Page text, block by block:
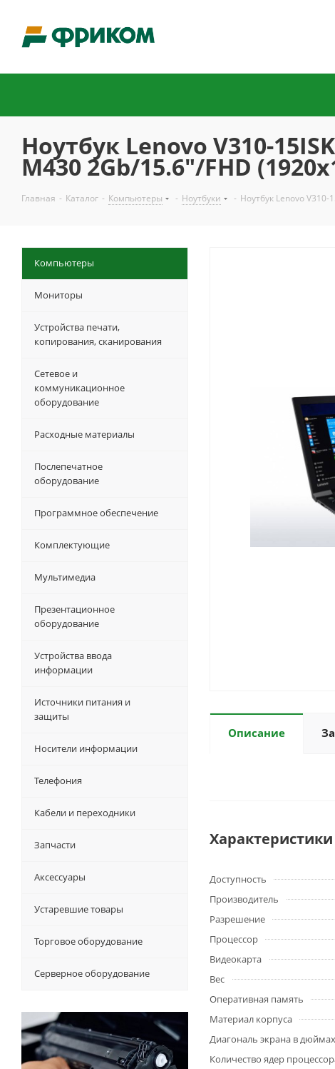
Ноутбук Lenovo V310-
M430 2Gb/15.6"/FHD
Главная - Каталог - Компьютеры - Ноутбуки - Ноутбук Lenovo V310-
Описание
Характеристики
Доступность
Производитель
Разрешение
Процессор
Видеокарта
Вес
Оперативная память
Материал корпуса
Диагональ экрана в дюймах
Количество ядер
Компьютеры
Мониторы
Устройства печати,
копирования, сканирования
Сетевое и
коммуникационное
оборудование
Расходные материалы
Послепечатное
оборудование
Программное обеспечение
Комплектующие
Мультимедиа
Презентационное
оборудование
Устройства ввода
информации
Источники питания и
защиты
Носители информации
Телефония
Кабели и переходники
Запчасти
Аксессуары
Устаревшие товары
Торговое оборудование
Серверное оборудование